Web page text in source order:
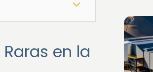
en la